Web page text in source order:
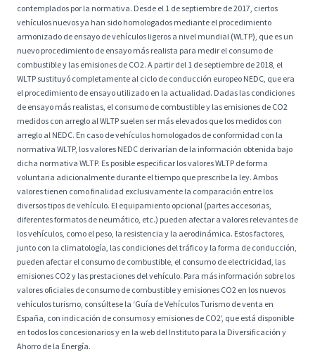
contemplados por la normativa. Desde el 1 de septiembre de 2017, ciertos
vehículos nuevos ya han sido homologados mediante el procedimiento
armonizado de ensayo de vehículos ligeros a nivel mundial (WLTP), que es un
nuevo procedimiento de ensayo más realista para medir el consumo de
combustible y las emisiones de CO2. A partir del 1 de septiembre de 2018, el
WLTP sustituyó completamente al ciclo de conducción europeo NEDC, que era
el procedimiento de ensayo utilizado en la actualidad. Dadas las condiciones
de ensayo más realistas, el consumo de combustible y las emisiones de CO2
medidos con arreglo al WLTP suelen ser más elevados que los medidos con
arreglo al NEDC. En caso de vehículos homologados de conformidad con la
normativa WLTP, los valores NEDC derivarían de la información obtenida bajo
dicha normativa WLTP. Es posible especificar los valores WLTP de forma
voluntaria adicionalmente durante el tiempo que prescribe la ley. Ambos
valores tienen como finalidad exclusivamente la comparación entre los
diversos tipos de vehículo. El equipamiento opcional (partes accesorias,
diferentes formatos de neumático, etc.) pueden afectar a valores relevantes de
los vehículos, como el peso, la resistencia y la aerodinámica. Estos factores,
junto con la climatología, las condiciones del tráfico y la forma de conducción,
pueden afectar el consumo de combustible, el consumo de electricidad, las
emisiones CO2 y las prestaciones del vehículo. Para más información sobre los
valores oficiales de consumo de combustible y emisiones CO2 en los nuevos
vehículos turismo, consúltese la ‘Guía de Vehículos Turismo de venta en
España, con indicación de consumos y emisiones de CO2’, que está disponible
en todos los concesionarios y en la web del Instituto para la Diversificación y
Ahorro de la Energía.